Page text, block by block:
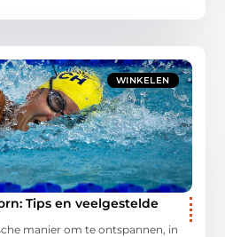
WINKELEN
Tips en veelgestelde
manier om te ontspannen, in